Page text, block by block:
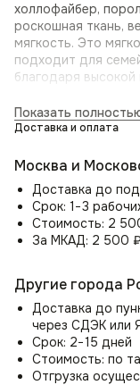
холлофайбер,
роскошная ткань,
мягкость. Это
подходит для
благодаря высокой
Кресло-стул для
вращающимся
поворотный
библиотеке, где
изменить
разных частях
Ткань обладает
легко
салфетками, а
раствором.
Идеальны как
косметические,
Показать
Доставка и оплата
Москва и
Доставка до
Срок: 1−3
Стоимость: 2
За МКАД: 2 500
Другие города
Доставка до
через СДЭК или
Срок: 2−15 дней
Стоимость: по
Отгрузка